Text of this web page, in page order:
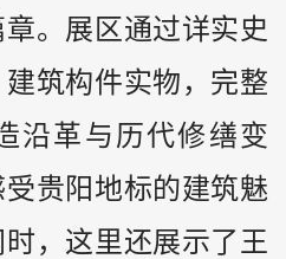
。展区通过详实史
筑构件实物，完整
沿革与历代修缮变
贵阳地标的建筑魅
，这里还展示了王